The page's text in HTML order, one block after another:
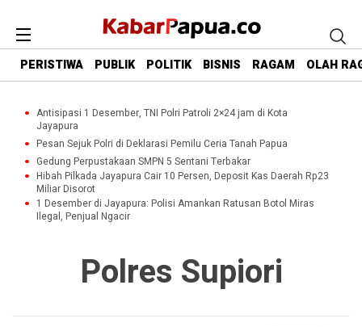
PERISTIWA PUBLIK POLITIK BISNIS RAGAM OLAH
Antisipasi 1 Desember, TNI Polri Patroli 2×24 jam di Kota
Jayapura
Pesan Sejuk Polri di Deklarasi Pemilu Ceria Tanah Papua
Gedung Perpustakaan SMPN 5 Sentani Terbakar
Hibah Pilkada Jayapura Cair 10 Persen, Deposit Kas Daerah Rp23
Miliar Disorot
1 Desember di Jayapura: Polisi Amankan Ratusan Botol Miras
Ilegal, Penjual Ngacir
Polres Supiori